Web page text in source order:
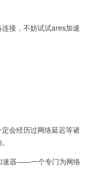
接，不妨试试ares加速
会经历过网络延迟等诸
器——一个专门为网络